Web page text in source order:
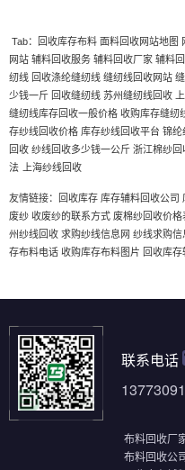
Tab： 回收库存布料 面料回收网站地图
网站 辅料回收服务 辅料回收厂家 辅料
纫线 回收涤纶缝纫线 缝纫线回收网站
少钱一斤 回收缝纫线 苏州缝纫线回收
缝纫线库存回收一般价格 收购库存缝纫
存纱线回收价格 库存纱线回收平台 锦纶
回收 纱线回收多少钱一公斤 浙江棉纱回
法
上海纱线回收
友情链接： 回收库存 库存辅料回收公司
废纱 收废纱的联系方式 废棉纱回收价格
州纱线回收 求购纱线信息网 纱线求购信
存布料电话 收购库存布料图片 回收库存
联系电话
布料回收厂
布料回收公